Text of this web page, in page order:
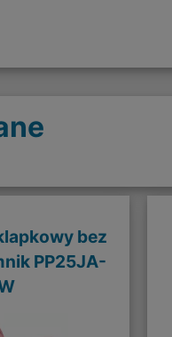
bez
PP25JA-